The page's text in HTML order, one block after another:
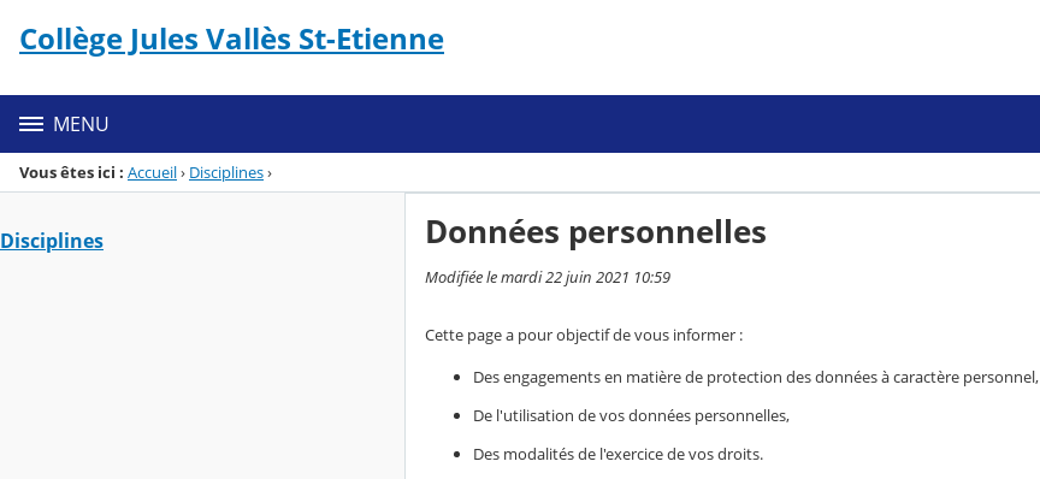
Menu de la rubrique
Contenu
Collège Jules Vallès St-Etienne
MENU
Vous êtes ici : Accueil› Disciplines›
Disciplines Données personnelles
Modifiée le mardi 22 juin 2021 10:59
Cette page a pour objectif de vous informer :
Des engagements en matière de protection des données à caractère personnel,
De l'utilisation de vos données personnelles,
Des modalités de l'exercice de vos droits.